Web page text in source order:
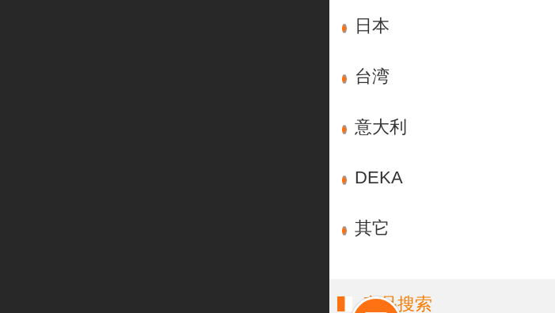
日本
台湾
意大利
DEKA
其它
产品搜索